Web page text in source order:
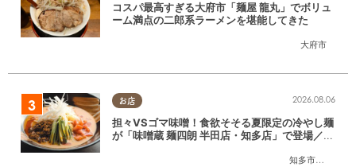
大府市
コスパ最高すぎる大府市「麺屋 龍丸」でボリュ
ーム満点の二郎系ラーメンを堪能してきた
お店
知多市
,半田市
2026.08.06
担々VSゴマ味噌！食欲そそる夏限定の冷やし麺
が「味噌蔵 麺四朗 半田店・知多店」で登場／ち